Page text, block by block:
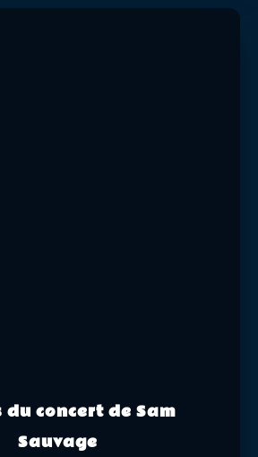
du concert de Sam
Sauvage